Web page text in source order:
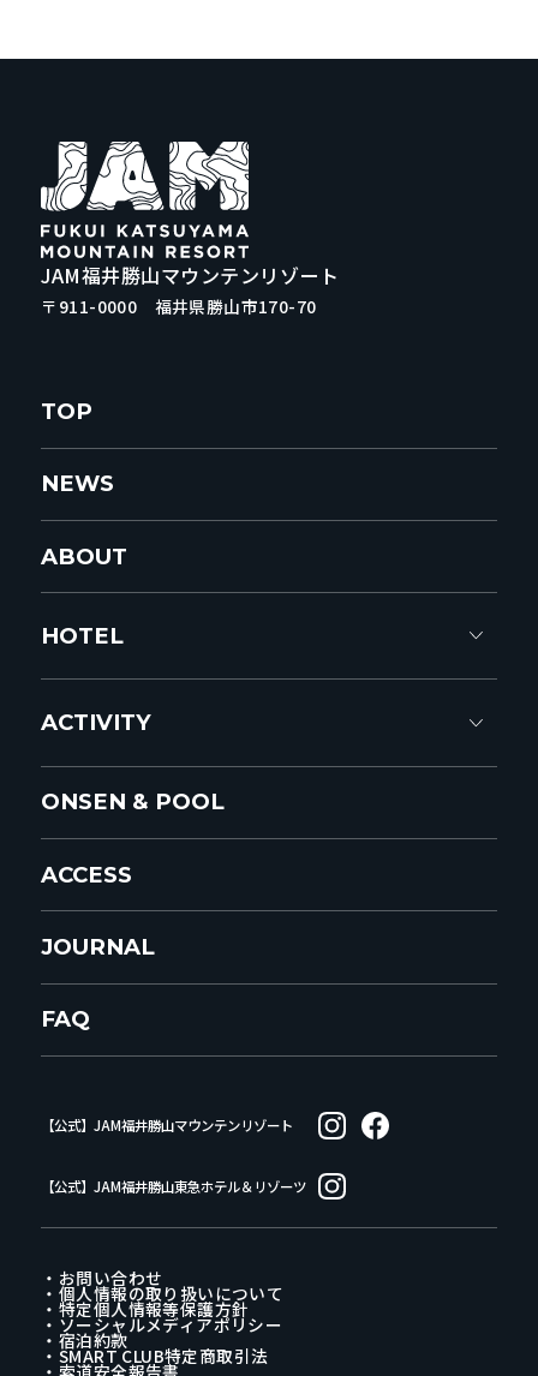
JAM福井勝山マウンテンリゾート
〒911-0000 福井県勝山市170-70
TOP
NEWS
ABOUT
HOTEL
ACTIVITY
ONSEN & POOL
ACCESS
JOURNAL
FAQ
【公式】JAM福井勝山マウンテンリゾート
【公式】JAM福井勝山東急ホテル＆リゾーツ
・お問い合わせ
・個人情報の取り扱いについて
・特定個人情報等保護方針
・ソーシャルメディアポリシー
・宿泊約款
・SMART CLUB特定商取引法
・索道安全報告書